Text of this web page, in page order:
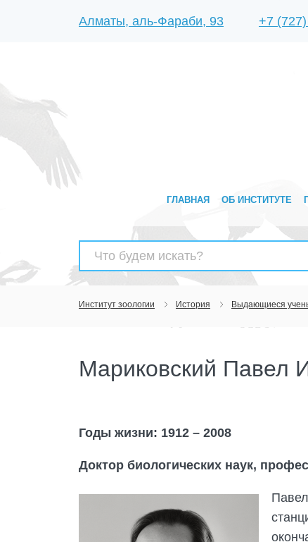
Алматы, аль-Фараби, 93 +7
ГЛАВНАЯ ОБ ИНСТИТУТЕ
Найти:
Институт зоологии История Выдающиеся
Мариковский Павел
Годы жизни: 1912 – 2008
Доктор биологических наук,